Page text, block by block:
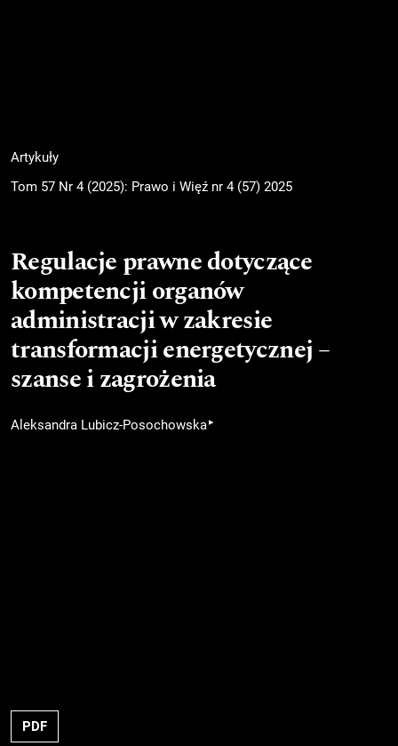
Artykuły
Tom 57 Nr 4 (2025): Prawo i Więź nr 4 (57) 2025
Regulacje prawne dotyczące
kompetencji organów
administracji w zakresie
transformacji energetycznej –
szanse i zagrożenia
Aleksandra Lubicz-Posochowska▸
PDF